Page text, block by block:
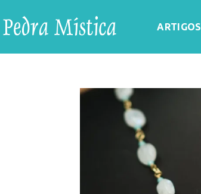
ARTIGOS